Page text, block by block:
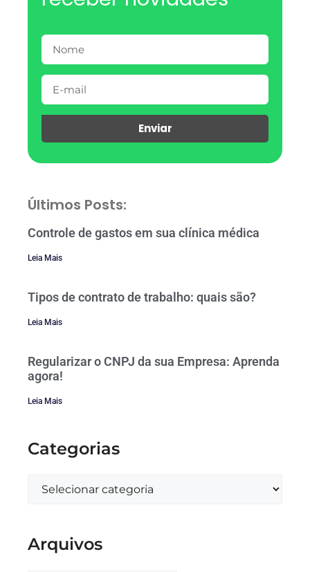
Enviar
Últimos Posts:
Controle de gastos em sua clínica médica
Leia Mais
Tipos de contrato de trabalho: quais são?
Leia Mais
Regularizar o CNPJ da sua Empresa: Aprenda
agora!
Leia Mais
Categorias
Arquivos